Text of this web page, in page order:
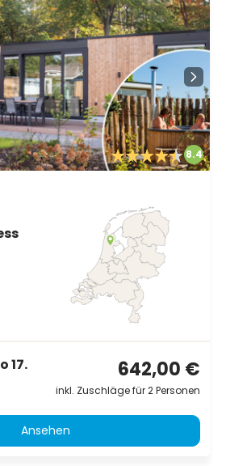
8.4
17.
642,00 €
inkl. Zuschläge für 2 Personen
Ansehen